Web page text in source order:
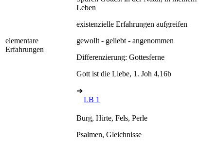
elementare
Erfahrungen
Leben
existenzielle Erfahrungen aufgreifen
gewollt - geliebt - angenommen
Differenzierung: Gottesferne
Gott ist die Liebe, 1. Joh 4,16b
➔
LB 1
Burg, Hirte, Fels, Perle
Psalmen, Gleichnisse